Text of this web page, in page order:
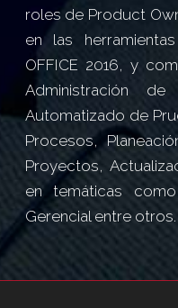
roles de Product
en las
OFFICE 2016, y
Administración
Automatizado de
Procesos,
Proyectos,
en temáticas
Gerencial entre otros.